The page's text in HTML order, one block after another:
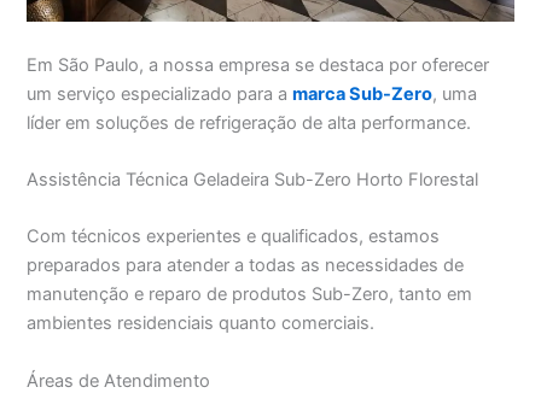
Em São Paulo, a nossa empresa se destaca por oferecer
um serviço especializado para amarca Sub-Zero, uma
líder em soluções de refrigeração de alta performance.
Assistência Técnica Geladeira Sub-Zero Horto Florestal
Com técnicos experientes e qualificados, estamos
preparados para atender a todas as necessidades de
manutenção e reparo de produtos Sub-Zero, tanto em
ambientes residenciais quanto comerciais.
Áreas de Atendimento